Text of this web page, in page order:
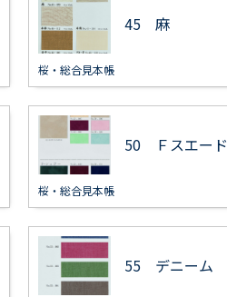
45 麻
桜・総合見本帳
50 Ｆスエード
桜・総合見本帳
55 デニーム